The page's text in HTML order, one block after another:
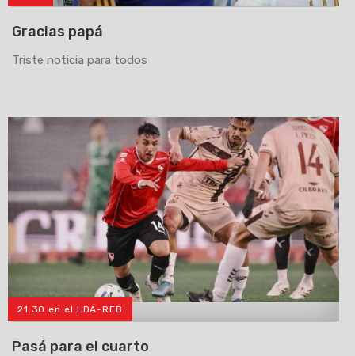
Gracias papá
Triste noticia para todos
21:30 en el LDA-REB
Pasá para el cuarto